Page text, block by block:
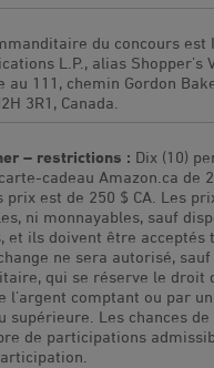
du concours est
L.P., alias Shopper’s
au 111, chemin Gordon
3R1, Canada.
– restrictions : Dix (10)
cadeau Amazon.ca de
est de 250 $ CA. Les
ni monnayables, sauf
et ils doivent être acceptés
ne sera autorisé, sauf
qui se réserve le droit
l’argent comptant ou par
supérieure. Les chances
de participations